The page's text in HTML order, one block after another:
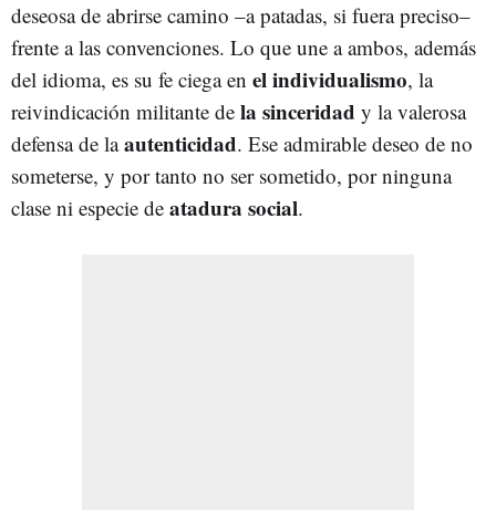
deseosa de abrirse camino –a patadas, si fuera preciso–
frente a las convenciones. Lo que une a ambos, además
del idioma, es su fe ciega en el individualismo, la
reivindicación militante de la sinceridad y la valerosa
defensa de laautenticidad. Ese admirable deseo de no
someterse, y por tanto no ser sometido, por ninguna
clase ni especie de atadura social.